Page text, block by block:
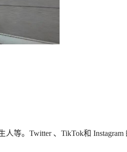
等。Twitter 、TikTok和 Instagram